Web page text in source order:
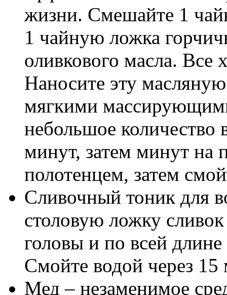
жизни. Смешайте 1
1 чайную ложка
оливкового масла. Все
Наносите эту
мягкими
небольшое количество
минут, затем минут на
полотенцем, затем
Сливочный тоник для
столовую ложку
головы и по всей
Смойте водой через 15
Мед – незаменимое